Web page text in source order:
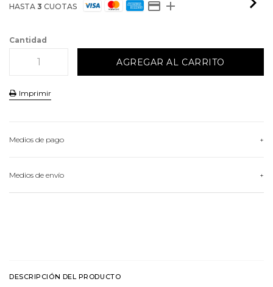
HASTA 3 CUOTAS
Cantidad
Imprimir
Medios de pago
Medios de envío
DESCRIPCIÓN DEL PRODUCTO